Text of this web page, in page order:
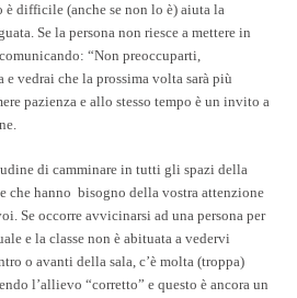
è difficile (anche se non lo è) aiuta la
Se la persona non riesce a mettere in
“Non preoccuparti,
e vedrai che la prossima volta sarà più
pazienza e allo stesso tempo è un invito a
di camminare in tutti gli spazi della
che hanno bisogno della vostra attenzione
Se occorre avvicinarsi ad una persona per
e la classe non è abituata a vedervi
o avanti della sala, c’è molta (troppa)
l’allievo “corretto” e questo è ancora un